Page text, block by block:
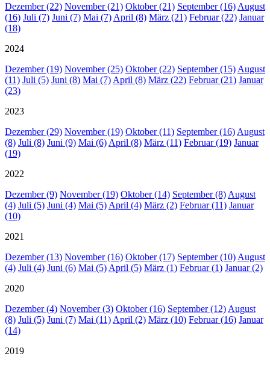
Dezember (22) November (21) Oktober (21) September (16) August
(16) Juli (7) Juni (7) Mai (7) April (8) März (21) Februar (22) Januar
(18)
2024
Dezember (19) November (25) Oktober (22) September (15) August
(11) Juli (5) Juni (8) Mai (7) April (8) März (22) Februar (21) Januar
(23)
2023
Dezember (29) November (19) Oktober (11) September (16) August
(8) Juli (8) Juni (9) Mai (6) April (8) März (11) Februar (19) Januar
(19)
2022
Dezember (9) November (19) Oktober (14) September (8) August
(4) Juli (5) Juni (4) Mai (5) April (4) März (2) Februar (11) Januar
(10)
2021
Dezember (13) November (16) Oktober (17) September (10) August
(4) Juli (4) Juni (6) Mai (5) April (5) März (1) Februar (1) Januar (2)
2020
Dezember (4) November (3) Oktober (16) September (12) August
(8) Juli (5) Juni (7) Mai (11) April (2) März (10) Februar (16) Januar
(14)
2019